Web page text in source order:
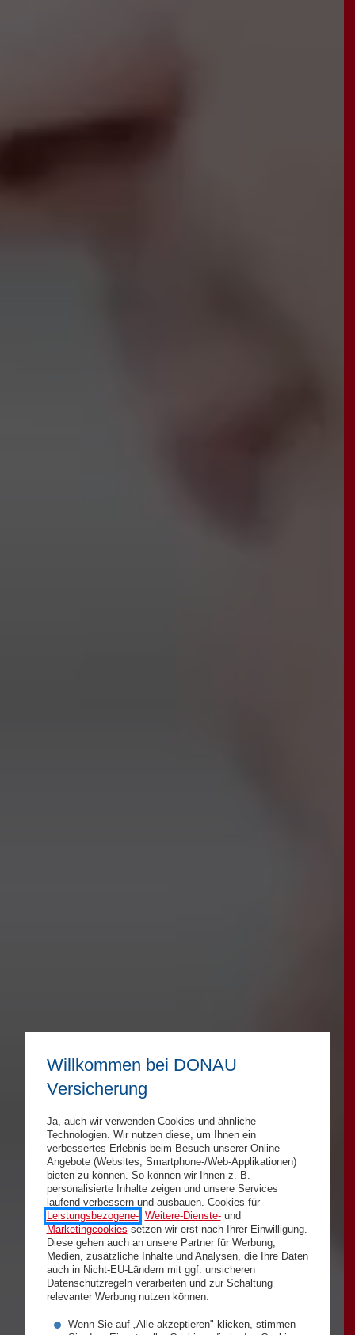
Willkommen bei DONAU
Versicherung
Ja, auch wir verwenden Cookies und ähnliche
Technologien. Wir nutzen diese, um Ihnen ein
verbessertes Erlebnis beim Besuch unserer Online-
Angebote (Websites, Smartphone-/Web-Applikationen)
bieten zu können. So können wir Ihnen z. B.
personalisierte Inhalte zeigen und unsere Services
laufend verbessern und ausbauen. Cookies für
Leistungsbezogene-, Weitere-Dienste-und
Marketingcookies setzen wir erst nach Ihrer Einwilligung.
Diese gehen auch an unsere Partner für Werbung,
Medien, zusätzliche Inhalte und Analysen, die Ihre Daten
auch in Nicht-EU-Ländern mit ggf. unsicheren
Datenschutzregeln verarbeiten und zur Schaltung
relevanter Werbung nutzen können.
Wenn Sie auf „Alle akzeptieren" klicken, stimmen